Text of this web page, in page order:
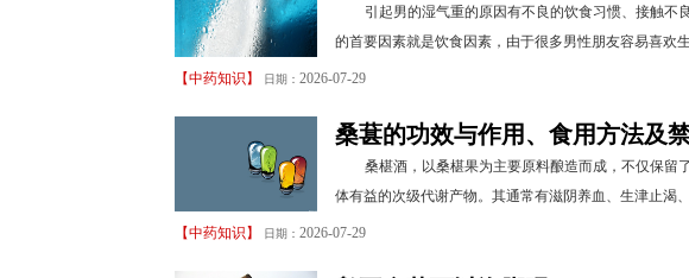
引起男的湿气重的原因有不良的饮食习惯、接触不
的首要因素就是饮食因素，由于很多男性朋友容易喜欢
【中药知识 】 日期： 2026-07-29
桑葚的功效与作用、食用方法及
桑椹酒，以桑椹果为主要原料酿造而成，不仅保留
体有益的次级代谢产物。其通常有滋阴养血、生津止渴
【中药知识 】 日期： 2026-07-29